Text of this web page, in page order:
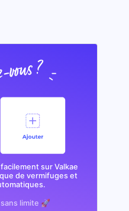
sur Valkae
de vermifuges et
limite 🚀